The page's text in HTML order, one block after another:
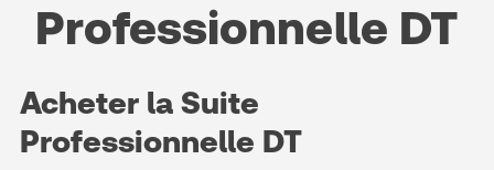
Professionnelle DT
Acheter la Suite
Professionnelle DT